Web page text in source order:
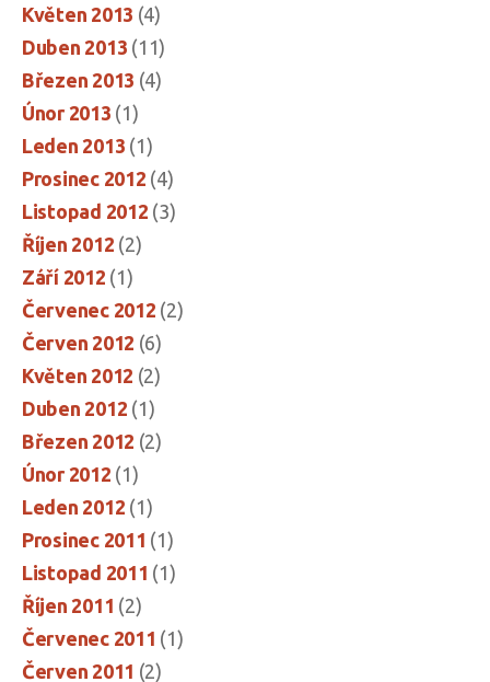
Květen 2013 (4)
Duben 2013 (11)
Březen 2013 (4)
Únor 2013 (1)
Leden 2013 (1)
Prosinec 2012 (4)
Listopad 2012 (3)
Říjen 2012 (2)
Září 2012 (1)
Červenec 2012 (2)
Červen 2012 (6)
Květen 2012 (2)
Duben 2012 (1)
Březen 2012 (2)
Únor 2012 (1)
Leden 2012 (1)
Prosinec 2011 (1)
Listopad 2011 (1)
Říjen 2011 (2)
Červenec 2011 (1)
Červen 2011 (2)